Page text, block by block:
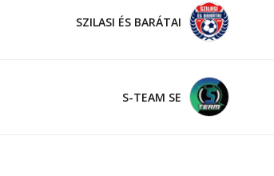
SZILASI ÉS BARÁTAI
S-TEAM SE